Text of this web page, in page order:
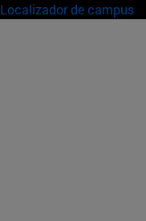
Localizador de campus